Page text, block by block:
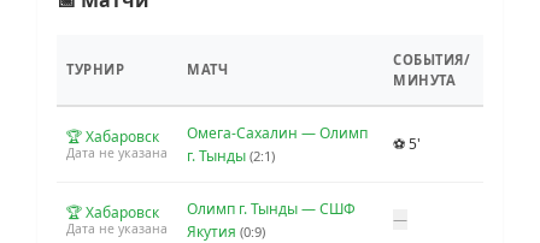
ТУРНИР МАТЧ
СОБЫТИЯ/
МИНУТА
🏆 Хабаровск
Дата не указана
Омега-Сахалин — Олимп
г. Тынды (2:1)
⚽ 5'
🏆 Хабаровск
Дата не указана
Олимп г. Тынды — СШФ
Якутия (0:9)
—